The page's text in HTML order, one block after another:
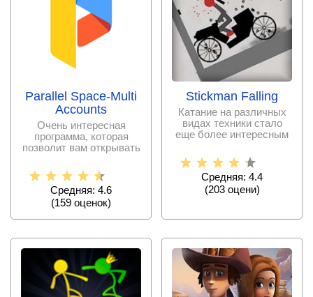
Parallel Space-Multi
Accounts
Очень интересная
программа, которая
позволит вам открывать
Средняя: 4.6
(159 оценок)
Stickman Falling
Катание на различных
видах техники стало
еще более интересным
Средняя: 4.4
(203оцени)